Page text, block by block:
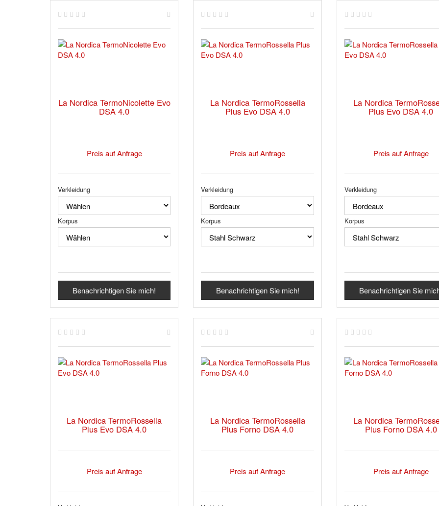
La Nordica TermoNicolette Evo
DSA 4.0
Preis auf Anfrage
Verkleidung
Korpus
Benachrichtigen Sie mich!
La Nordica TermoRossella
Plus Evo DSA 4.0
Preis auf Anfrage
Verkleidung
Korpus
Benachrichtigen Sie mich!
La Nordica
Plus Evo DSA 4.0
Preis auf Anfrage
Verkleidung
Korpus
Benachrichtigen Sie
La Nordica TermoRossella
Plus Evo DSA 4.0
Preis auf Anfrage
La Nordica TermoRossella
Plus Forno DSA 4.0
Preis auf Anfrage
La Nordica
Plus Forno DSA 4.0
Preis auf Anfrage